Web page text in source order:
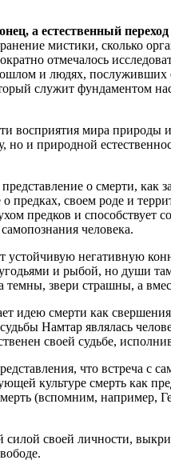
а естественный
мистики, сколько
отмечалось
и людях,
служит фундаментом
мира природы
но и природной
о смерти, как
своем роде и
предков и способствует
человека.
негативную
и рыбой, но души
звери страшны, а
идею смерти как
Намтар являлась
своей судьбе,
что встреча с
культуре смерть как
(вспомним, например,
своей личности,